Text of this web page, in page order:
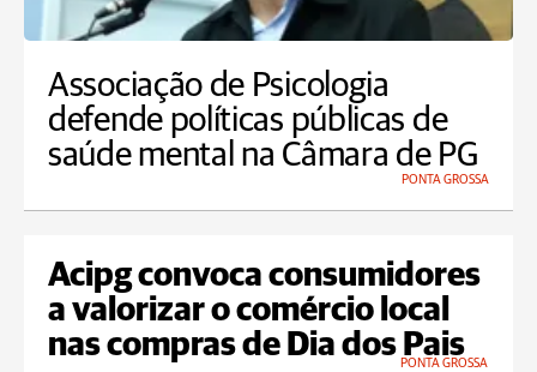
Associação de Psicologia
defende políticas públicas de
saúde mental na Câmara de PG
PONTA GROSSA
Acipg convoca consumidores
a valorizar o comércio local
nas compras de Dia dos Pais
PONTA GROSSA